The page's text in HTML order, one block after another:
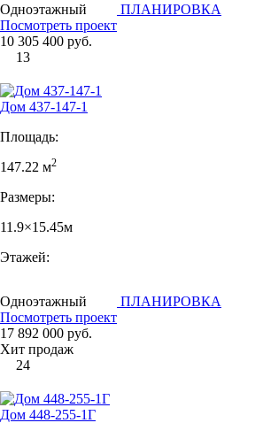
Одноэтажный
ПЛАНИРОВКА
Посмотреть проект
10 305 400 руб.
13
Дом 437-147-1
Площадь:
147.22 м2
Размеры:
11.9×15.45м
Этажей:
Одноэтажный
ПЛАНИРОВКА
Посмотреть проект
17 892 000 руб.
Хит продаж
24
Дом 448-255-1Г